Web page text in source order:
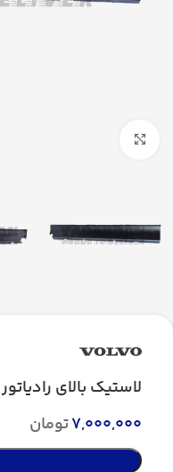
لاستیک بالای رادیاتور FH500
7,000,000تومان